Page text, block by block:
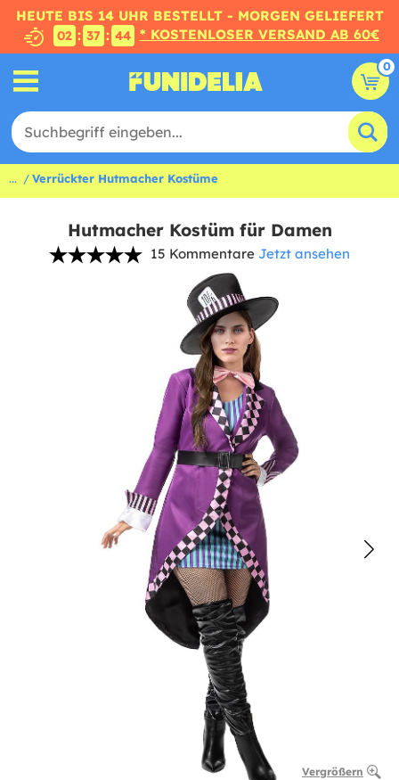
HEUTE BIS 14 UHR BESTELLT - MORGEN GELIEFERT
02 : 37 : 43 * KOSTENLOSER VERSAND AB 60€
0
... Verrückter Hutmacher Kostüme
Hutmacher Kostüm für Damen
15 Kommentare Jetzt ansehen
Vergrößern